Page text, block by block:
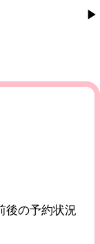
▶︎
後の予約状況